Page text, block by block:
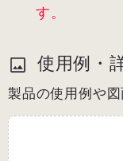
す。
使用例・
製品の使用例や